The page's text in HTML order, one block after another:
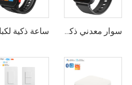
سوار معدني ذكي للرجال والنساء لمكالمات بلوتوث، وتتبع اللياقة، ومراقبة معدل ضربات القلب، ومستوى الأكسجين في الدم، ونوم، مع واجهات ساعة قابلة للتخصيص